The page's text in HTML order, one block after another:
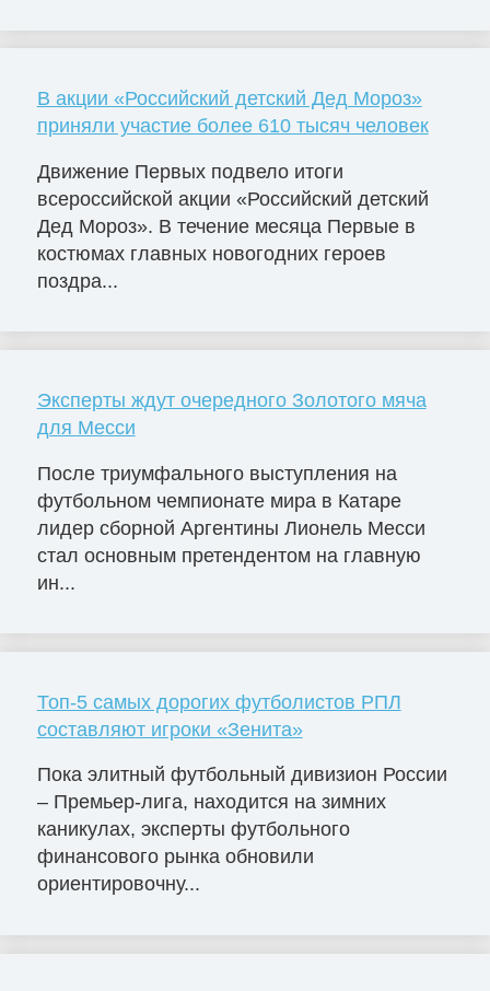
В акции «Российский детский Дед Мороз»
приняли участие более 610 тысяч человек
Движение Первых подвело итоги
всероссийской акции «Российский детский
Дед Мороз». В течение месяца Первые в
костюмах главных новогодних героев
поздра...
Эксперты ждут очередного Золотого мяча
для Месси
После триумфального выступления на
футбольном чемпионате мира в Катаре
лидер сборной Аргентины Лионель Месси
стал основным претендентом на главную
ин...
Топ-5 самых дорогих футболистов РПЛ
составляют игроки «Зенита»
Пока элитный футбольный дивизион России
– Премьер-лига, находится на зимних
каникулах, эксперты футбольного
финансового рынка обновили
ориентировочну...